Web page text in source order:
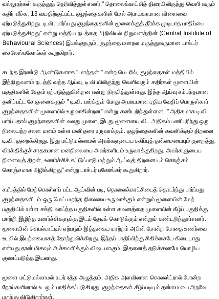
வல்லுநர்கள் கருத்துத் தெரிவித்துள்ளனர்." தொலைக்காட்சித் திரையிலிருந்து வெளி வரும்
கதிர் வீச்சு, 13 வயதிற்குட்பட்ட குழந்தைகளின் மேல் அபாயகரமான விளைவை
ஏற்படுத்துகிறது. டி.வி. பார்ப்பது குழந்தைகளின் மூளைக்குத் தீர்க்க முடியாத பாதிப்பை
ஏற்படுத்துகிறது" என்று மத்திய நடத்தை அறிவியல் நிறுவனத்தின் (Central Institute of
Behavioural Sciences) இயக்குநரும், குழந்தை மனநல மருத்துவருமான டாக்டர்
சைலேஸ்பகோங்கர் கூறுகிறார்.
கடந்த இரண்டு ஆண்டுகளாக " மாந்தன் " என்ற பெயரில், குழந்தைகள் மத்தியில்
இந்நிறுவனம் நடத்தி வந்த ஆய்வு, டி.வி.யிலிருந்து வெளிவரும் கதிர்கள் மூளையின்
பகுதிகளில் சேதம் ஏற்படுத்துகின்றன என்று நிரூபித்துள்ளது. இந்த ஆய்வு சம்பந்தமான
தனிப்பட்ட சோதனைகளும் " டி.வி. பார்க்கும் போது அபாயமான புதிய வேதிப் பொருள்கள்
குழந்தைகளின் மூளையில் உருவாகின்றன" என்று கண்டறிந்துள்ளன. " அதிகமாக டி.வி.
பார்ப்பதால் குழந்தைகளின் வலது மூளை, இடது மூளையை விட அதிகம் பணிபுரிந்து ஒரு
நிலையற்ற சலன மனம் உள்ள மனிதரை உருவாக்கும். குழந்தைகளின் கவனிக்கும் திறனை
டி.வி. குறைக்கிறது. இது மட்டுமல்லாமல் அவர்களுடைய சகிப்புத் தன்மையையும் குறைத்து,
விரக்திக்குச் சாதகமான மனநிலையை அவர்களிடம் உருவாக்குகிறது. அவர்களுடைய
நினைவுத் திறன், உணர்ச்சிக் கட்டுப்பாடு மற்றும் ஆய்வுத் திறனையும் கொஞ்சம்
கொஞ்சமாக அழிக்கிறது" என்று டாக்டர் பகோங்கர் கூறுகிறார்.
சமீபத்தில் மேற்கொள்ளப் பட்ட ஆய்வின் படி, தொலைக்காட்சியைத் தொடர்ந்து பார்ப்பது
குழந்தைகளிடம் ஒரு மெய் மறந்த நிலையை உருவாக்கும் என்றும் மூளையின் மேற்
பகுதியில் உள்ள சக்தி வாய்ந்த பகுதிகளில் உள்ள கவனத்தை மூளையின் கீழ்ப் பகுதிக்கு
மாற்றி இழிந்த உணர்ச்சிகளுக்கு இடம் தேடிக் கொடுக்கும் என்றும் கண்டறிந்துள்ளனர்.
மூளையின் செயல்பாட்டில் ஏற்படும் இத்தகைய மாற்றம் அபின் போன்ற போதை உணர்வை
உடலில் இயற்கையாகத் தோற்றுவிக்கிறது. இந்தப் பாதிப்பிற்கு சிகிச்சையே கிடையாது
என்பது தான் மிகவும் அச்சமளிக்கும் விஷயமாகும். இதனைத் தடுக்கலாமே யொழிய
குணப்படுத்த இயலாது.
மூளை மட்டுமல்லாமல் உயர் ரத்த அழுத்தம், அதிக அளவிலான கொலஸ்ட்ரால் போன்ற
நோய்களினால் உடலும் பாதிக்கப்படுகிறது. குழந்தைகள் கீழ்ப்படியும் தன்மையை அறவே
மறந்து விடுகிறார்கள்.